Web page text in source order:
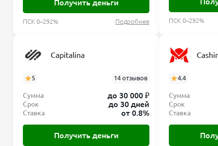
Получить деньги
ПСК 0–292% Подробнее ПСК 0–292%
Capitalina
5 14 отзывов
Сумма до 30 000 ₽
Срок до 30 дней
Ставка от 0.8%
Получить деньги
4.4
Сумма
Срок
Ставка